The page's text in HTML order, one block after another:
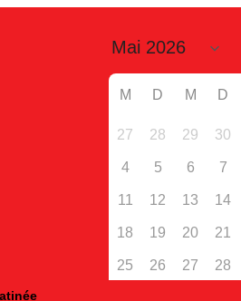
M D M D
27 28 29 30
4 5 6 7
11 12 13 14
18 19 20 21
25 26 27 28